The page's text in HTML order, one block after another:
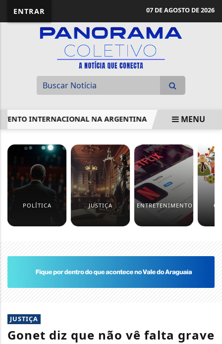
ENTRAR 07 DE AGOSTO DE 2026
INTERNACIONAL NA ARGENTINA COMISSÃOMENU
POLÍTICA JUSTIÇA ENTRETENIMENTO
JUSTIÇA
Gonet diz que não vê falta grave